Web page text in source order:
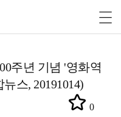
주년 기념 '영화역
스, 20191014)
0